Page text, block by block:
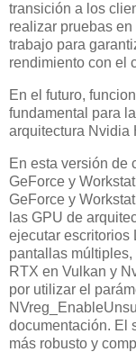
transición a los
realizar pruebas
trabajo para
rendimiento con el
En el futuro,
fundamental para
arquitectura Nvidia
En esta versión de
GeForce y
GeForce y
las GPU de
ejecutar escritorios
pantallas
RTX en Vulkan y
por utilizar el
documentación. El
más robusto y